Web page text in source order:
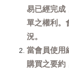
易已經完成
單之權利。
況。
當會員使用
購買之要約